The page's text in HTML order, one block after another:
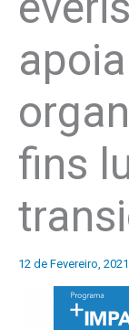
apoia
fins
12 de Fevereiro, 2021